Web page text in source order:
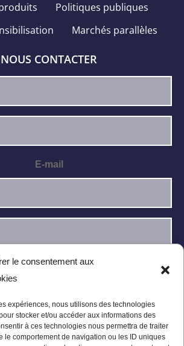
le consentement aux
expériences, nous utilisons des technologies
stocker et/ou accéder aux informations des
à ces technologies nous permettra de traiter
le comportement de navigation ou les ID uniques
Politiques publiques
Marchés parallèles
NOUS CONTACTER
E-mail
et j’accepte la
confidentialité.